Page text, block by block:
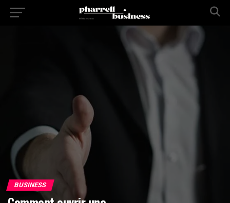
BUSINESS